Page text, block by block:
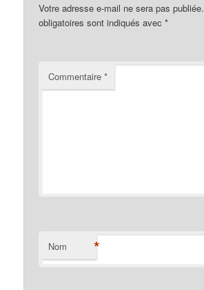
Votre adresse e-mail ne sera pas publiée.
obligatoires sont indiqués avec*
Commentaire*
Nom *